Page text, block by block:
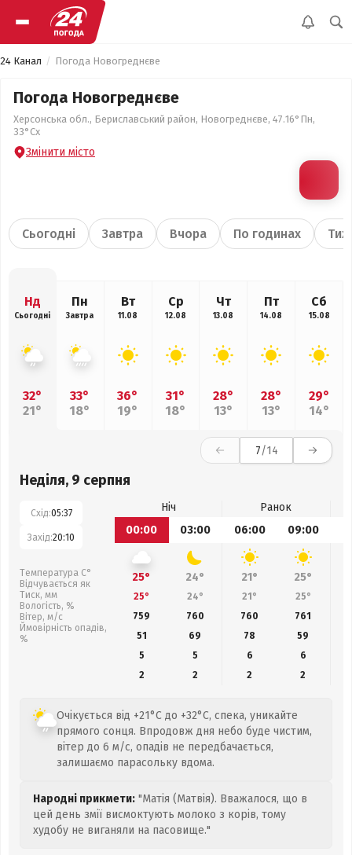
24 Канал Погода Новогреднєве
Погода Новогреднєве
Херсонська обл., Бериславський район, Новогреднєве, 47.16°Пн,
33°Сх
Змінити місто
Сьогодні Завтра Вчора По годинах
Нд
Сьогодні
32°
21°
Пн
Завтра
33°
18°
Вт
11.08
36°
19°
Ср
12.08
31°
18°
Чт
13.08
28°
13°
Пт
14.08
28°
13°
Сб
15.08
29°
14°
7/14
Неділя, 9 серпня
Схід:05:37
Захід:20:10
Температура С°
Відчувається як
Тиск, мм
Вологість, %
Вітер, м/с
Ймовірність опадів,
%
Ніч
Ранок
00:00
03:00 06:00 09:00
25° 24° 21° 25°
25° 24° 21° 25°
759
760 760 761
51
69 78 59
5
5 6
6
2
2 2 2
Очікується від +21°C до +32°C, спека, уникайте
прямого сонця. Впродовж дня небо буде чистим,
вітер до 6 м/с, опадів не передбачається,
залишаємо парасольку вдома.
Народні прикмети: "Матія (Матвія). Вважалося, що в
цей день змії висмоктують молоко з корів, тому
худобу не виганяли на пасовище."